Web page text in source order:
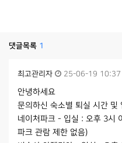
댓글목록 1
최고관리자 25-06-19 10:37
안녕하세요
문의하신 숙소별 퇴실 시간 및
네이처파크 - 입실 : 오후 3시
파크 관람 제한 없음)